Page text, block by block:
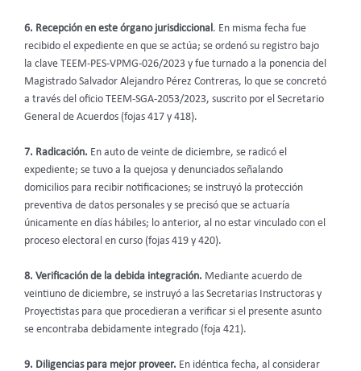
6. Recepción en este órgano jurisdiccional . En misma fecha fue
recibido el expediente en que se actúa; se ordenó su registro bajo
la clave TEEM-PES-VPMG-026/2023 y fue turnado a la ponencia del
Magistrado Salvador Alejandro Pérez Contreras, lo que se concretó
a través del oficio TEEM-SGA-2053/2023, suscrito por el Secretario
General de Acuerdos (fojas 417 y 418).
7. Radicación. En auto de veinte de diciembre, se radicó el
expediente; se tuvo a la quejosa y denunciados señalando
domicilios para recibir notificaciones; se instruyó la protección
preventiva de datos personales y se precisó que se actuaría
únicamente en días hábiles; lo anterior, al no estar vinculado con el
proceso electoral en curso (fojas 419 y 420).
8. Verificación de la debida integración. Mediante acuerdo de
veintiuno de diciembre, se instruyó a las Secretarias Instructoras y
Proyectistas para que procedieran a verificar si el presente asunto
se encontraba debidamente integrado (foja 421).
9. Diligencias para mejor proveer. En idéntica fecha, al considerar